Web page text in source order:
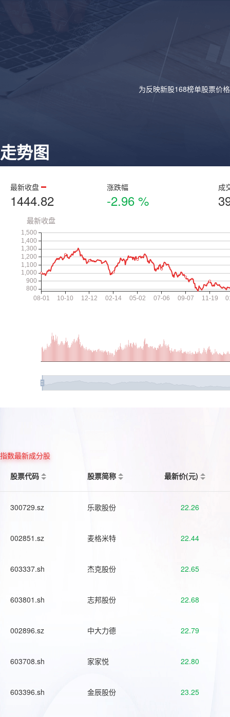
为反映新股168榜单股票价
走势图
最新收盘
1444.82
涨跌幅
-2.96 %
成
指数最新成分股
股票代码
股票简称 最新价(元)
300729.sz 乐歌股份 22.26
002851.sz 麦格米特 22.44
603337.sh 杰克股份 22.65
603801.sh 志邦股份 22.68
002896.sz 中大力德 22.79
603708.sh 家家悦 22.80
603396.sh 金辰股份 23.25